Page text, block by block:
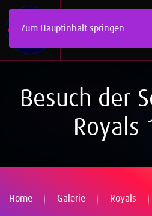
Zum Hauptinhalt springen
Besuch der
Royals
Home Galerie Royals